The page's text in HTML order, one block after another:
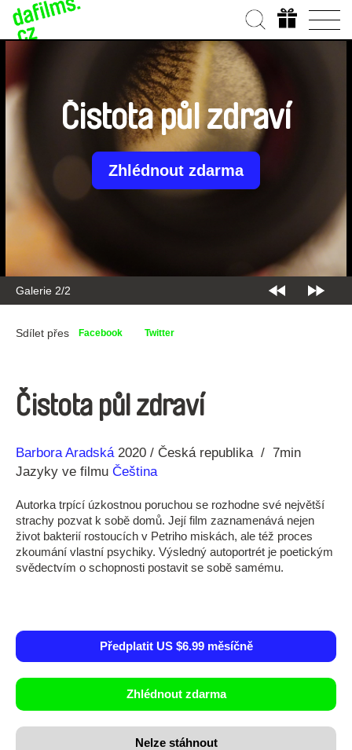
Galerie 2/2
Čistota půl zdraví
Zhlédnout zdarma
Sdílet přes Facebook Twitter
Čistota půl zdraví
Režie
Barbora Aradská
Rok 2020 Česká republika
7min
Jazyky ve filmu Čeština
Autorka trpící úzkostnou poruchou se rozhodne své největší
strachy pozvat k sobě domů. Její film zaznamenává nejen
život bakterií rostoucích v Petriho miskách, ale též proces
zkoumání vlastní psychiky. Výsledný autoportrét je poetickým
svědectvím o schopnosti postavit se sobě samému.
Předplatit US $6.99 měsíčně
Zhlédnout zdarma
Nelze stáhnout